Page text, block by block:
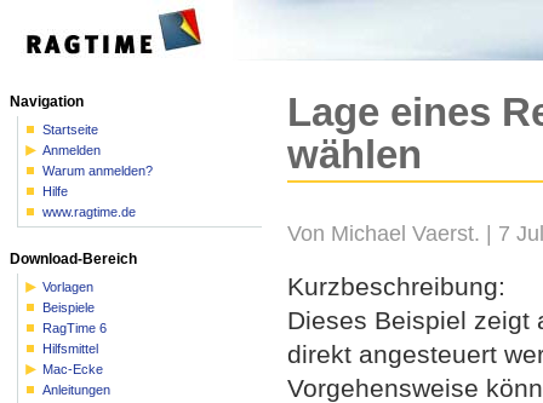
Lage eines
wählen
Von Michael Vaerst. | 7
Kurzbeschreibung:
Dieses Beispiel zeigt
direkt angesteuert
Vorgehensweise
Navigation
Startseite
Anmelden
Warum anmelden?
Hilfe
www.ragtime.de
Download-Bereich
Vorlagen
Beispiele
RagTime 6
Hilfsmittel
Mac-Ecke
Anleitungen